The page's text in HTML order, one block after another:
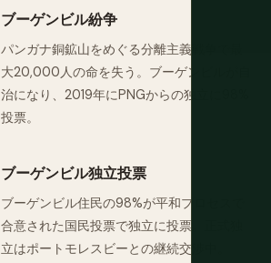
ブーゲンビル紛争
パンガナ銅鉱山をめぐる分離主義戦争で最
大20,000人の命を失う。ブーゲンビルが自
治になり、2019年にPNGからの独立に98%
投票。
ブーゲンビル独立投票
ブーゲンビル住民の98%が平和プロセスで
合意された国民投票で独立に投票。正式独
立はポートモレスビーとの継続交渉中。